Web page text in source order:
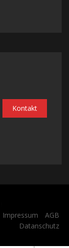
Kontakt
Impressum
AGB
Datanschutz